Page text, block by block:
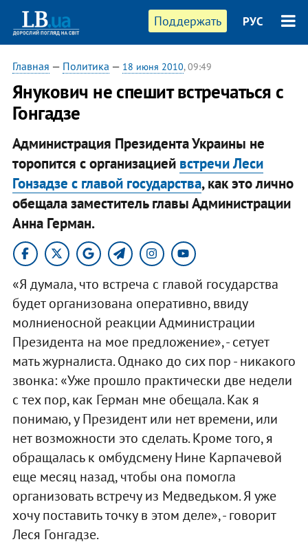
Поддержать РУС
Главная — Политика — 18 июня 2010, 09:49
Янукович не спешит встречаться с
Гонгадзе
Администрация Президента Украины не
торопится с организацией встречи Леси
Гонзадзе с главой государства, как это лично
обещала заместитель главы Администрации
Анна Герман.
«Я думала, что встреча с главой государства
будет организована оперативно, ввиду
молниеносной реакции Администрации
Президента на мое предложение», - сетует
мать журналиста. Однако до сих пор - никакого
звонка: «Уже прошло практически две недели
с тех пор, как Герман мне обещала. Как я
понимаю, у Президент или нет времени, или
нет возможности это сделать. Кроме того, я
обращалась к омбудсмену Нине Карпачевой
еще месяц назад, чтобы она помогла
организовать встречу из Медведьком. Я уже
хочу поставить точку в этом деле», - говорит
Леся Гонгадзе.